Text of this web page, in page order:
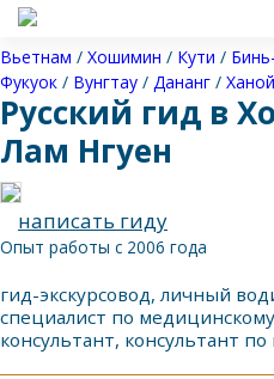
Вьетнам / Хошимин / Кути /
Фукуок / Вунгтау / Дананг / Ханой
Русский гид в
Лам Нгуен
написать гиду
Опыт работы с 2006 года
гид-экскурсовод, личный
специалист по
консультант, консультант